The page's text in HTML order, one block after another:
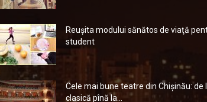
Reuşita modului sănătos de viaţă
student
Cele mai bune teatre din Chişinău: de
clasică pînă la...